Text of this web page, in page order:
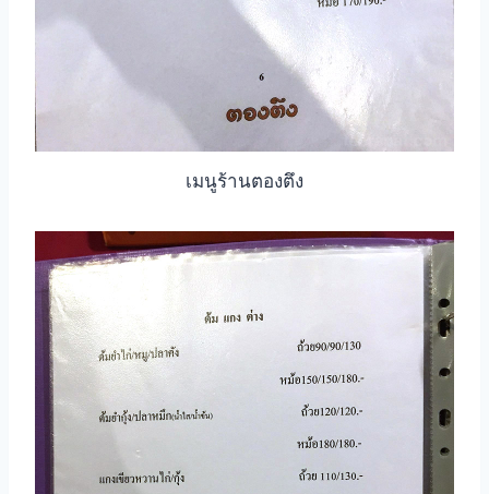
เมนูร้านตองตึง